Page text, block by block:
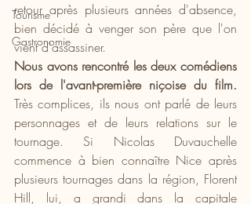
Tourisme
Gastronomie
retour après plusieurs années d'absence,
bien décidé à venger son père que l'on
vient d'assassiner.
Nous avons rencontré les deux comédiens
Très complices, ils nous ont parlé de leurs
personnages et de leurs relations sur le
tournage. Si Nicolas Duvauchelle
commence à bien connaître Nice après
plusieurs tournages dans la région, Florent
Hill, lui, a grandi dans la capitale